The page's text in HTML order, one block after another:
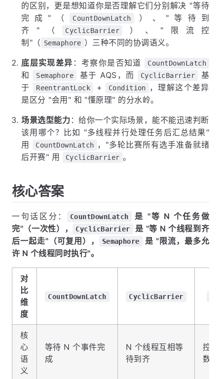
的区别，更是想知道你是否理解它们分别解决 "等待
完成"（
CountDownLatch
）、"等待到
齐"（
CyclicBarrier
）、"限流控
制"（ Semaphore ）三种不同的协调语义。
底层实现差异 ：考察你是否知道 CountDownLatch
和 Semaphore 基于 AQS，而 CyclicBarrier
基
于
ReentrantLock + Condition
，理解这个差异
是区分 "会用" 和 "懂原理" 的分水岭。
场景选型能力 ：给你一个实际场景，能不能迅速判断
该用哪个？比如 "多线程并行处理任务后汇总结果"
用
CountDownLatch ，"多轮比赛所有选手准备就绪
后开赛" 用
CyclicBarrier 。
核心答案
一句话区分： CountDownLatch
是 "等 N 个任务做
完"（一次性），
CyclicBarrier
是 "等 N 个线程到齐
后一起走"（可复用），
Semaphore
是 "限流，最多允
许 N 个线程同时执行"。
对
比
维
度
CountDownLatch CyclicBarrier
核
心
语
义
等待 N 个事件完
成
N 个线程互相等
待到齐
控制
数量